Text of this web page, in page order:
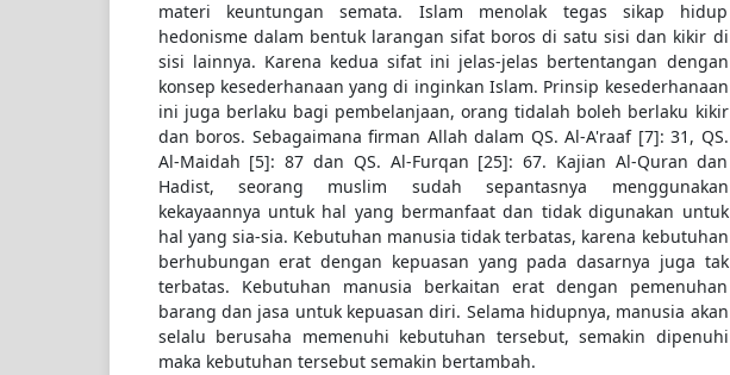
materi keuntungan semata. Islam menolak tegas sikap hidup
hedonisme dalam bentuk larangan sifat boros di satu sisi dan kikir di
sisi lainnya. Karena kedua sifat ini jelas-jelas bertentangan dengan
konsep kesederhanaan yang di inginkan Islam. Prinsip kesederhanaan
ini juga berlaku bagi pembelanjaan, orang tidalah boleh berlaku kikir
dan boros. Sebagaimana firman Allah dalam QS. Al-A'raaf [7]: 31, QS.
Al-Maidah [5]: 87 dan QS. Al-Furqan [25]: 67. Kajian Al-Quran dan
Hadist, seorang muslim sudah sepantasnya menggunakan
kekayaannya untuk hal yang bermanfaat dan tidak digunakan untuk
hal yang sia-sia. Kebutuhan manusia tidak terbatas, karena kebutuhan
berhubungan erat dengan kepuasan yang pada dasarnya juga tak
terbatas. Kebutuhan manusia berkaitan erat dengan pemenuhan
barang dan jasa untuk kepuasan diri. Selama hidupnya, manusia akan
selalu berusaha memenuhi kebutuhan tersebut, semakin dipenuhi
maka kebutuhan tersebut semakin bertambah.